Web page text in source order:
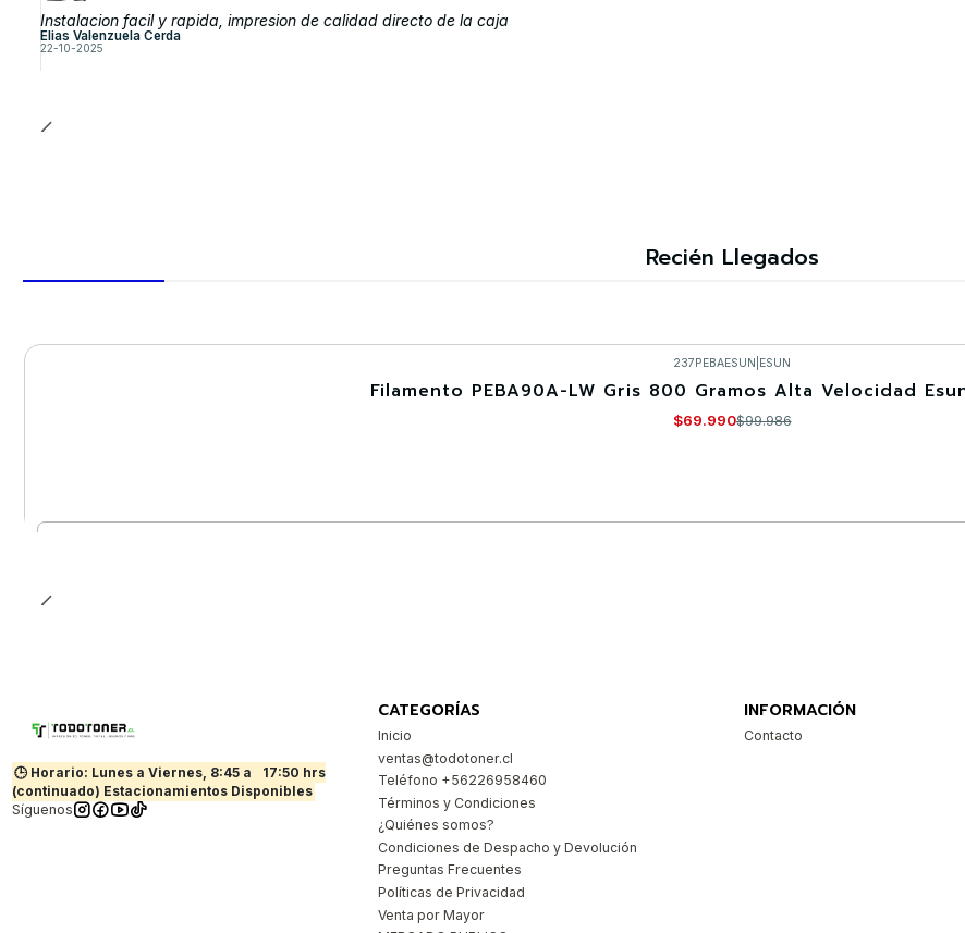
Instalacion facil y rapida, impresion de calidad directo de la caja
Elias Valenzuela Cerda
22-10-2025
Recién Llegados
237PEBAESUN ESUN
Filamento PEBA90A-LW Gris 800 Gramos Alta Velocidad
$69.990$99.986
🕒 Horario: Lunes a Viernes, 8:45 a
17:50 hrs
(continuado) Estacionamientos Disponibles
Síguenos
CATEGORÍAS
Inicio
ventas@todotoner.cl
Teléfono +56226958460
Términos y Condiciones
¿Quiénes somos?
Condiciones de Despacho y Devolución
Preguntas Frecuentes
Políticas de Privacidad
Venta por Mayor
INFORMACIÓN
Contacto